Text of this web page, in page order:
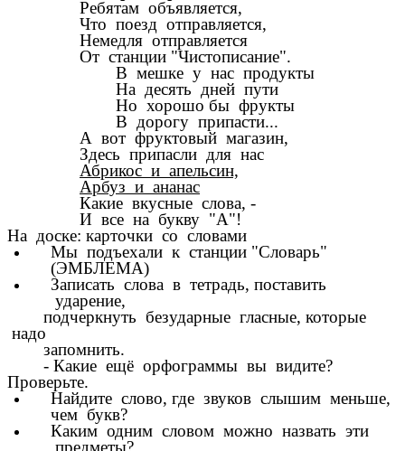
Ребятам объявляется,
Что поезд отправляется,
Немедля отправляется
От станции "Чистописание".
В мешке у нас продукты
На десять дней пути
Но хорошо бы фрукты
В дорогу припасти...
А вот фруктовый магазин,
Здесь припасли для нас
Абрикос и апельсин,
Арбуз и ананас
Какие вкусные слова, -
И все на букву "А"!
На доске: карточки со словами
Мы подъехали к станции "Словарь"
(ЭМБЛЕМА)
Записать слова в тетрадь, поставить
ударение,
подчеркнуть безударные гласные, которые
надо
запомнить.
- Какие ещё орфограммы вы видите?
Проверьте.
Найдите слово, где звуков слышим меньше,
чем букв?
Каким одним словом можно назвать эти